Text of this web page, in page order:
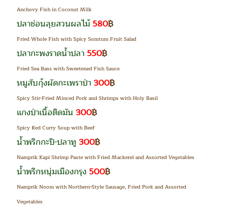
Anchovy Fish in Coconut Milk
ปลาช่อนลุยสวนผลไม้580฿
Fried Whole Fish with Spicy Somtum Fruit Salad
ปลากะพงราดน้ำปลา550฿
Fried Sea Bass with Sweetened Fish Sauce
หมูสับกุ้งผัดกะเพราป่า300฿
Spicy Stir-Fried Minced Pork and Shrimps with Holy Basil
แกงป่าเนื้อติดมัน 300฿
Spicy Red Curry Soup with Beef
น้ำพริกกะปิ-ปลาทู 300฿
Namprik Kapi Shrimp Paste with Fried Mackerel and Assorted Vegetables
น้ำพริกหนุ่มเมืองกรุง 500฿
Namprik Noom with Northern-Style Sausage, Fried Pork and Assorted
Vegetables